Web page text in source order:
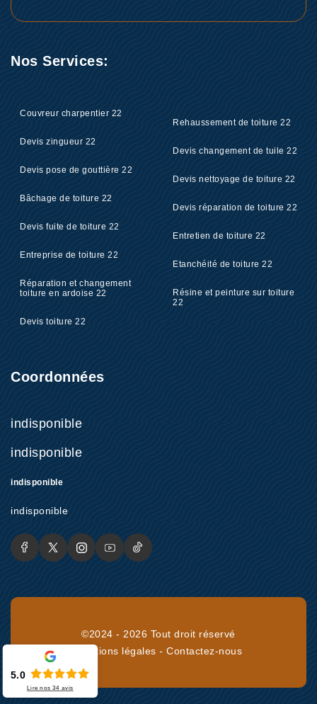
Nos Services:
Couvreur charpentier 22
Devis zingueur 22
Devis pose de gouttière 22
Bâchage de toiture 22
Devis fuite de toiture 22
Entreprise de toiture 22
Réparation et changement
toiture en ardoise 22
Devis toiture 22
Rehaussement de toiture 22
Devis changement de tuile 22
Devis nettoyage de toiture 22
Devis réparation de toiture 22
Entretien de toiture 22
Etanchéité de toiture 22
Résine et peinture sur toiture
22
Coordonnées
indisponible
indisponible
indisponible
indisponible
©2024 - 2026 Tout droit réservé
Mentions légales -Contactez-nous
5.0
Lire nos34 avis